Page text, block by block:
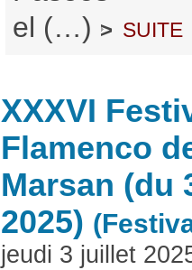
el (…) > suite
XXXVI
Flamenco
Marsan (du
2025)
jeudi 3 juillet